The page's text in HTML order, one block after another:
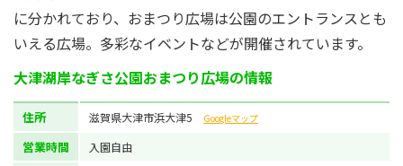
に分かれており、おまつり広場は公園のエントランスとも
いえる広場。多彩なイベントなどが開催されています。
大津湖岸なぎさ公園おまつり広場の情報
住所 滋賀県大津市浜大津5 Googleマップ
営業時間 入園自由